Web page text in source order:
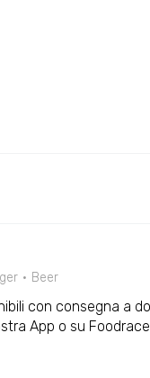
Beer
con consegna a
App o su